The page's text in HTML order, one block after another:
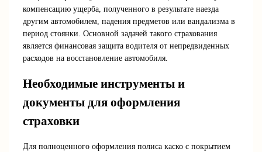
компенсацию ущерба, полученного в результате наезда
другим автомобилем, падения предметов или вандализма в
период стоянки. Основной задачей такого страхования
является финансовая защита водителя от непредвиденных
расходов на восстановление автомобиля.
Необходимые инструменты и
документы для оформления
страховки
Для полноценного оформления полиса каско с покрытием